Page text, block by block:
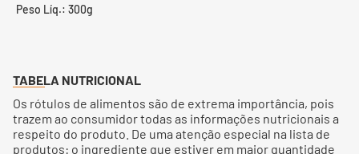
Peso Líq.: 300g
TABELA NUTRICIONAL
Os rótulos de alimentos são de extrema importância, pois
trazem ao consumidor todas as informações nutricionais a
respeito do produto. De uma atenção especial na lista de
produtos: o ingrediente que estiver em maior quantidade